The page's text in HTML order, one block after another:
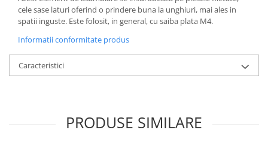
cele sase laturi oferind o prindere buna la unghiuri, mai ales in
spatii inguste. Este folosit, in general, cu saiba plata M4.
Informatii conformitate produs
Caracteristici
PRODUSE SIMILARE